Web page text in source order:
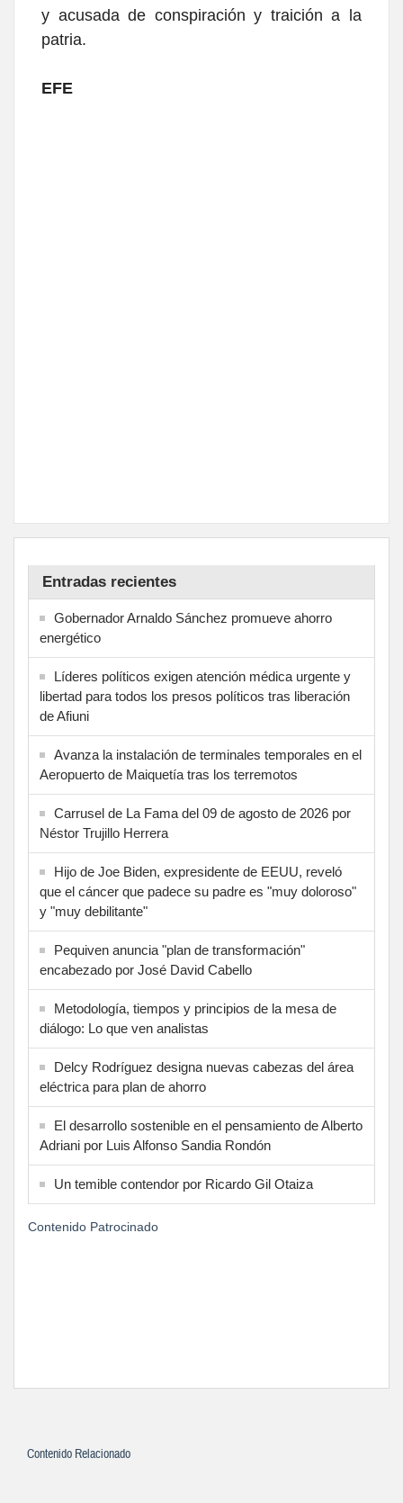
y acusada de conspiración y traición a la
patria.
EFE
Entradas recientes
Gobernador Arnaldo Sánchez promueve ahorro
energético
Líderes políticos exigen atención médica urgente y
libertad para todos los presos políticos tras liberación
de Afiuni
Avanza la instalación de terminales temporales en el
Aeropuerto de Maiquetía tras los terremotos
Carrusel de La Fama del 09 de agosto de 2026 por
Néstor Trujillo Herrera
Hijo de Joe Biden, expresidente de EEUU, reveló
que el cáncer que padece su padre es "muy doloroso"
y "muy debilitante"
Pequiven anuncia "plan de transformación"
encabezado por José David Cabello
Metodología, tiempos y principios de la mesa de
diálogo: Lo que ven analistas
Delcy Rodríguez designa nuevas cabezas del área
eléctrica para plan de ahorro
El desarrollo sostenible en el pensamiento de Alberto
Adriani por Luis Alfonso Sandia Rondón
Un temible contendor por Ricardo Gil Otaiza
Contenido Patrocinado
Contenido Relacionado